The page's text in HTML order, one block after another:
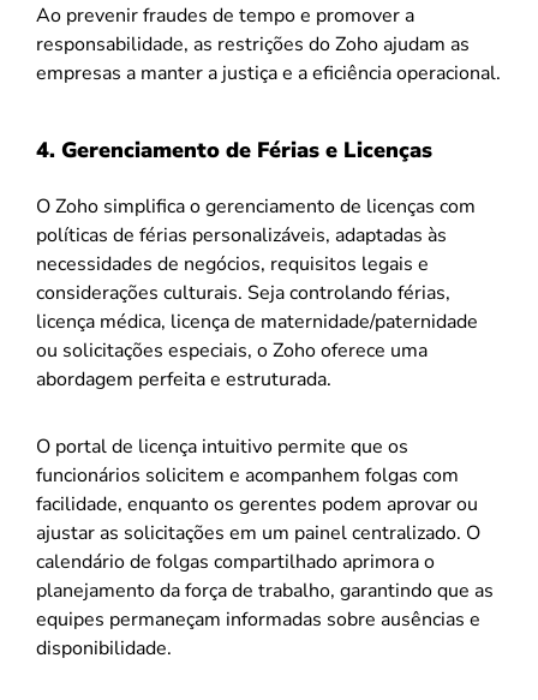
Ao prevenir fraudes de tempo e promover a
responsabilidade, as restrições do Zoho ajudam as
empresas a manter a justiça e a eficiência operacional.
4. Gerenciamento de Férias e Licenças
O Zoho simplifica o gerenciamento de licenças com
políticas de férias personalizáveis, adaptadas às
necessidades de negócios, requisitos legais e
considerações culturais. Seja controlando férias,
licença médica, licença de maternidade/paternidade
ou solicitações especiais, o Zoho oferece uma
abordagem perfeita e estruturada.
O portal de licença intuitivo permite que os
funcionários solicitem e acompanhem folgas com
facilidade, enquanto os gerentes podem aprovar ou
ajustar as solicitações em um painel centralizado. O
calendário de folgas compartilhado aprimora o
planejamento da força de trabalho, garantindo que as
equipes permaneçam informadas sobre ausências e
disponibilidade.